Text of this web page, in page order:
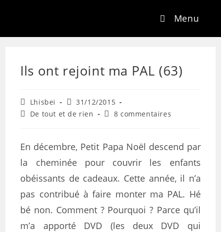
Menu
Ils ont rejoint ma PAL (63)
Lhisbei
31/12/2015
De tout et de rien
8 commentaires
En décembre, Petit Papa Noël descend par
la cheminée pour couvrir les enfants
obéissants de cadeaux. Cette année, il n’a
pas contribué à faire monter ma PAL. Hé
bé non. Comment ? Pourquoi ? Parce qu’il
m’a apporté DVD (les deux DVD qui